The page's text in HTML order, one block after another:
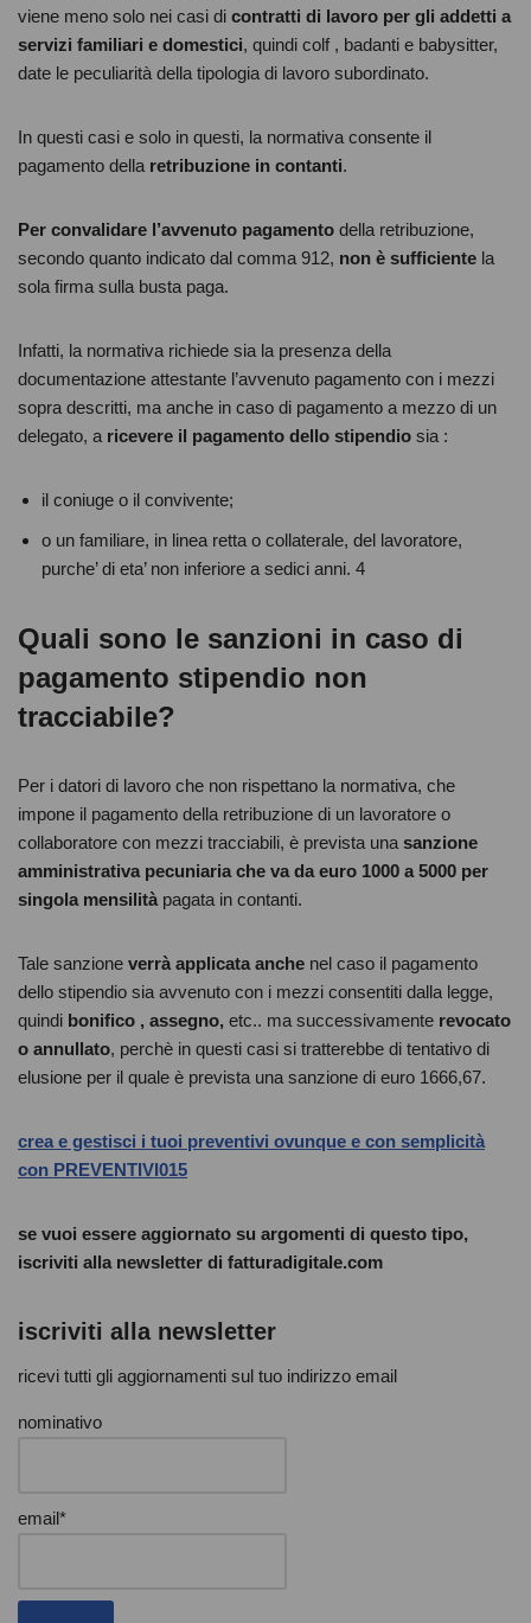
viene meno solo nei casi di contratti di lavoro per gli addetti a
servizi familiari e domestici, quindi colf , badanti e babysitter,
date le peculiarità della tipologia di lavoro subordinato.
In questi casi e solo in questi, la normativa consente il
pagamento della retribuzione in contanti.
Per convalidare l’avvenuto pagamento della retribuzione,
secondo quanto indicato dal comma 912, non è sufficiente la
sola firma sulla busta paga.
Infatti, la normativa richiede sia la presenza della
documentazione attestante l’avvenuto pagamento con i mezzi
sopra descritti, ma anche in caso di pagamento a mezzo di un
delegato, a ricevere il pagamento dello stipendio sia :
il coniuge o il convivente;
o un familiare, in linea retta o collaterale, del lavoratore,
purche’ di eta’ non inferiore a sedici anni. 4
Quali sono le sanzioni in caso di
pagamento stipendio non
tracciabile?
Per i datori di lavoro che non rispettano la normativa, che
impone il pagamento della retribuzione di un lavoratore o
collaboratore con mezzi tracciabili, ​è prevista una sanzione
amministrativa pecuniaria che va da euro 1000 a 5000 per
singola mensilità pagata in contanti.
Tale sanzione verrà applicata anche nel caso il pagamento
dello stipendio sia avvenuto con i mezzi consentiti dalla legge,
quindi bonifico , assegno, etc.. ma successivamente revocato
o annullato, perchè in questi casi si tratterebbe di tentativo di
elusione per il quale è prevista una sanzione di euro 1666,67.
crea e gestisci i tuoi preventivi ovunque e con semplicità
con PREVENTIVI015
se vuoi essere aggiornato su argomenti di questo tipo,
iscriviti alla newsletter di fatturadigitale.com
iscriviti alla newsletter
ricevi tutti gli aggiornamenti sul tuo indirizzo email
nominativo
email*